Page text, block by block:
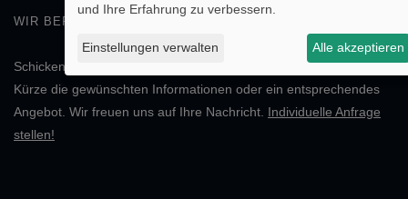
WIR BERATEN SIE GERN!
Schicken Sie uns einfach Ihre
. Sie erhalten in
Kürze die gewünschten Informationen oder ein entsprechendes
Angebot. Wir freuen uns auf Ihre Nachricht. Individuelle Anfrage
stellen!
und Ihre Erfahrung zu verbessern.
Einstellungen verwalten Alle akzeptieren